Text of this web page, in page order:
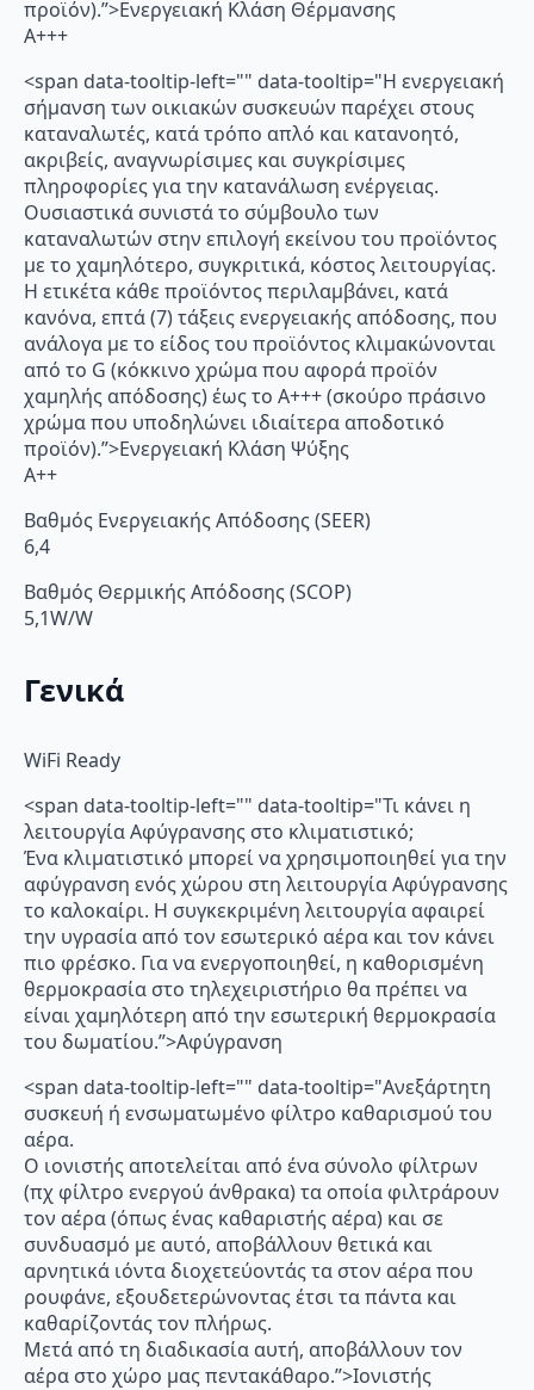
προϊόν).”>Ενεργειακή Κλάση Θέρμανσης
A+++
<span data-tooltip-left="" data-tooltip="Η ενεργειακή
σήμανση των οικιακών συσκευών παρέχει στους
καταναλωτές, κατά τρόπο απλό και κατανοητό,
ακριβείς, αναγνωρίσιμες και συγκρίσιμες
πληροφορίες για την κατανάλωση ενέργειας.
Ουσιαστικά συνιστά το σύμβουλο των
καταναλωτών στην επιλογή εκείνου του προϊόντος
με το χαμηλότερο, συγκριτικά, κόστος λειτουργίας.
Η ετικέτα κάθε προϊόντος περιλαμβάνει, κατά
κανόνα, επτά (7) τάξεις ενεργειακής απόδοσης, που
ανάλογα με το είδος του προϊόντος κλιμακώνονται
από το G (κόκκινο χρώμα που αφορά προϊόν
χαμηλής απόδοσης) έως το Α+++ (σκούρο πράσινο
χρώμα που υποδηλώνει ιδιαίτερα αποδοτικό
προϊόν).”>Ενεργειακή Κλάση Ψύξης
A++
Βαθμός Ενεργειακής Απόδοσης (SEER)
6,4
Βαθμός Θερμικής Απόδοσης (SCOP)
5,1W/W
Γενικά
WiFi Ready
<span data-tooltip-left="" data-tooltip="Τι κάνει η
λειτουργία Αφύγρανσης στο κλιματιστικό;
Ένα κλιματιστικό μπορεί να χρησιμοποιηθεί για την
αφύγρανση ενός χώρου στη λειτουργία Αφύγρανσης
το καλοκαίρι. Η συγκεκριμένη λειτουργία αφαιρεί
την υγρασία από τον εσωτερικό αέρα και τον κάνει
πιο φρέσκο. Για να ενεργοποιηθεί, η καθορισμένη
θερμοκρασία στο τηλεχειριστήριο θα πρέπει να
είναι χαμηλότερη από την εσωτερική θερμοκρασία
του δωματίου.”>Αφύγρανση
<span data-tooltip-left="" data-tooltip="Ανεξάρτητη
συσκευή ή ενσωματωμένο φίλτρο καθαρισμού του
αέρα.
Ο ιονιστής αποτελείται από ένα σύνολο φίλτρων
(πχ φίλτρο ενεργού άνθρακα) τα οποία φιλτράρουν
τον αέρα (όπως ένας καθαριστής αέρα) και σε
συνδυασμό με αυτό, αποβάλλουν θετικά και
αρνητικά ιόντα διοχετεύοντάς τα στον αέρα που
ρουφάνε, εξουδετερώνοντας έτσι τα πάντα και
καθαρίζοντάς τον πλήρως.
Μετά από τη διαδικασία αυτή, αποβάλλουν τον
αέρα στο χώρο μας πεντακάθαρο.”>Ιονιστής